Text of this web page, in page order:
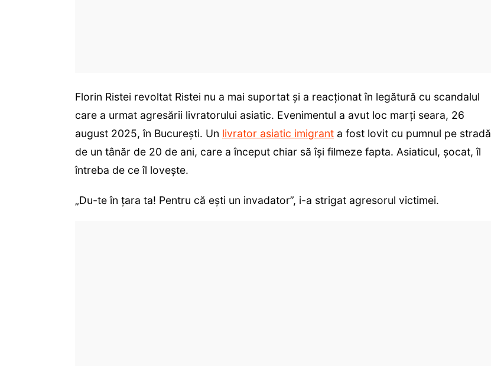
Florin Ristei revoltat Ristei nu a mai suportat și a reacționat în legătură cu scandalul
care a urmat agresării livratorului asiatic. Evenimentul a avut loc marți seara, 26
august 2025, în București. Un livrator asiatic imigrant a fost lovit cu pumnul pe stradă
de un tânăr de 20 de ani, care a început chiar să își filmeze fapta. Asiaticul, șocat, îl
întreba de ce îl lovește.
„Du-te în țara ta! Pentru că ești un invadator”, i-a strigat agresorul victimei.